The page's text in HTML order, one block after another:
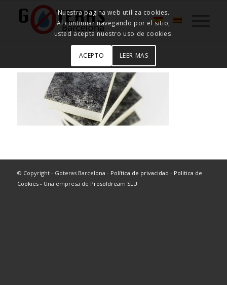
© Copyright - Goteras Barcelona - Política de privacidad - Politica de
Cookies- Una empresa de Prosoldream SLU
Nuestra pagina web utiliza cookies.
Al continuar navegando por el sitio,
usted acepta nuestro uso de cookies.
ACEPTO LEER MAS